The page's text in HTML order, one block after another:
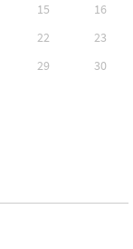
15
16
22
23
29
30